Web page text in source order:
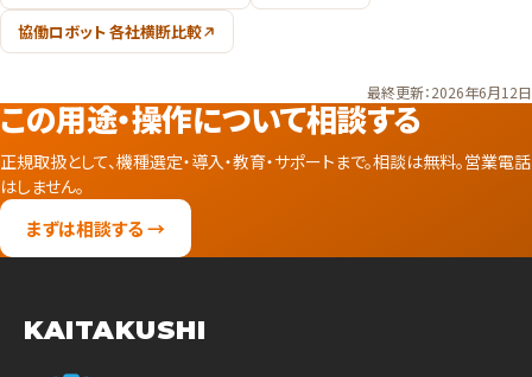
協働ロボット 各社横断比較
最終更新：2026年6月12日
この用途・操作について相談する
正規取扱として、機種選定・導入・教育・サポートまで。相談は無料。営業電話
はしません。
まずは相談する →
KAITAKUSHI